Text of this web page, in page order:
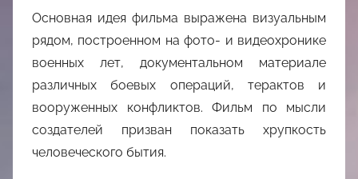
Основная идея фильма выражена визуальным
рядом, построенном на фото- и видеохронике
военных лет, документальном материале
различных боевых операций, терактов и
вооруженных конфликтов. Фильм по мысли
создателей призван показать хрупкость
человеческого бытия.